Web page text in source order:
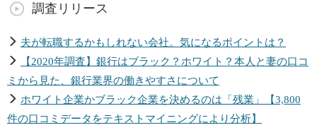
調査リリース
夫が転職するかもしれない会社。気になるポイントは？
【2020年調査】銀行はブラック？ホワイト？本人と妻の口コ
ミから見た、銀行業界の働きやすさについて
ホワイト企業かブラック企業を決めるのは「残業」【3,800
件の口コミデータをテキストマイニングにより分析】